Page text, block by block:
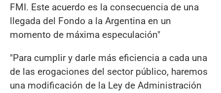
FMI. Este acuerdo es la consecuencia de una
llegada del Fondo a la Argentina en un
momento de máxima especulación"
"Para cumplir y darle más eficiencia a cada una
de las erogaciones del sector público, haremos
una modificación de la Ley de Administración